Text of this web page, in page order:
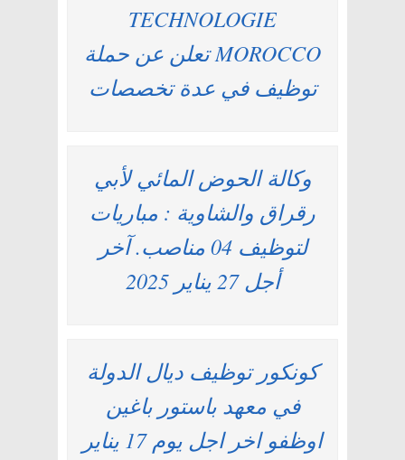
TECHNOLOGIE
MOROCCO تعلن عن حملة
توظيف في عدة تخصصات
وكالة الحوض المائي لأبي
رقراق والشاوية : مباريات
لتوظيف 04 مناصب. آخر
أجل 27 يناير 2025
كونكور توظيف ديال الدولة
في معهد باستور باغين
اوظفو اخر اجل يوم 17 يناير